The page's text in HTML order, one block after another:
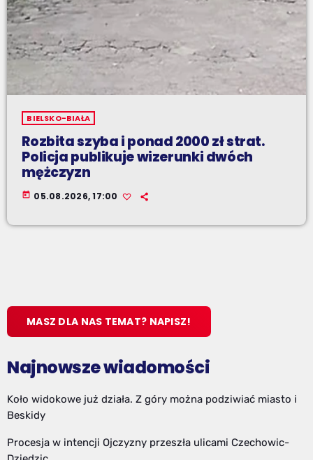
BIELSKO-BIAŁA
Rozbita szyba i ponad 2000 zł strat.
Policja publikuje wizerunki dwóch
mężczyzn
today 05.08.2026, 17:00
MASZ DLA NAS TEMAT? NAPISZ!
Najnowsze wiadomości
Koło widokowe już działa. Z góry można podziwiać miasto i
Beskidy
Procesja w intencji Ojczyzny przeszła ulicami Czechowic-